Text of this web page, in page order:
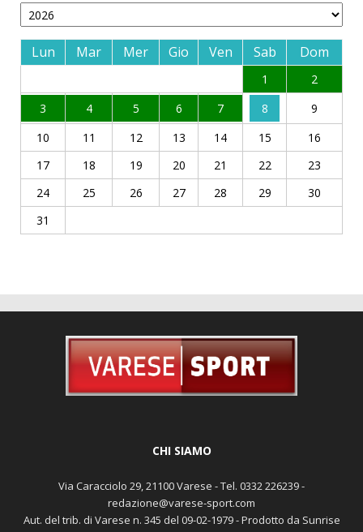
Lun Mar Mer Gio Ven Sab Dom
1
2
3
4 5 6 7 8
9
10
11 12 13 14 15
16
17
18 19 20 21 22
23
24
25 26 27 28 29
30
31
CHI SIAMO
Via Caracciolo 29, 21100 Varese - Tel. 0332 226239 -
redazione@varese-sport.com
Aut. del trib. di Varese n. 345 del 09-02-1979 - Prodotto da Sunrise